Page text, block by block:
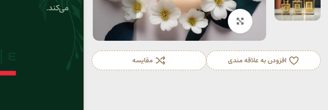
بزرگنمایی تصویر
افزودن به علاقه مندی مقایسه
می‌کند.